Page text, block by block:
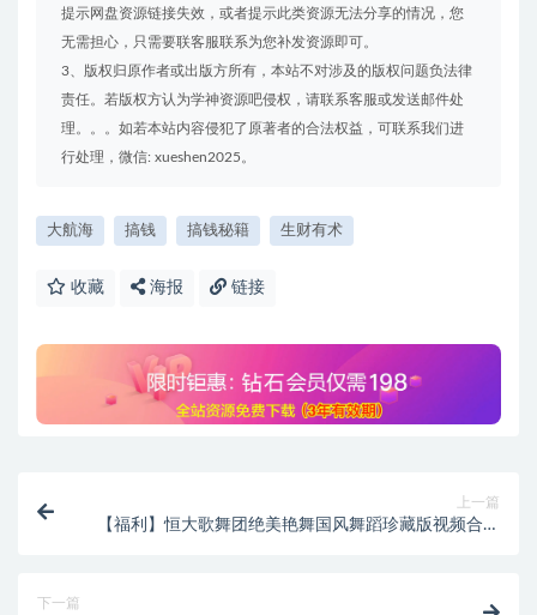
提示网盘资源链接失效，或者提示此类资源无法分享的情况，您
无需担心，只需要联客服联系为您补发资源即可。
3、版权归原作者或出版方所有，本站不对涉及的版权问题负法律
责任。若版权方认为学神资源吧侵权，请联系客服或发送邮件处
理。。。如若本站内容侵犯了原著者的合法权益，可联系我们进
行处理，微信: xueshen2025。
大航海 搞钱 搞钱秘籍 生财有术
收藏 海报 链接
上一篇
【福利】恒大歌舞团绝美艳舞国风舞蹈珍藏版视频合集
下一篇